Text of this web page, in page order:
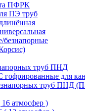
ПФРК
ПЭ труб
труб ПНД
для
труб ПНД
атмосфер )